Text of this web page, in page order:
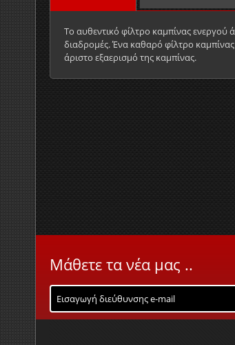
Το αυθεντικό φίλτρο καμπίνας ενεργού
διαδρομές. Ένα καθαρό φίλτρο
άριστο εξαερισμό της καμπίνας.
Μάθετε τα νέα μας ..